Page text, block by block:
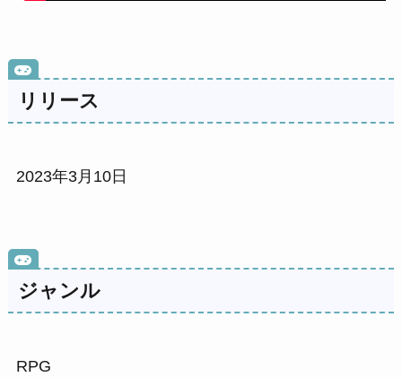
リリース
2023年3月10日
ジャンル
RPG